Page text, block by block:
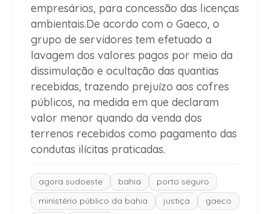
empresários, para concessão das licenças
ambientais.De acordo com o Gaeco, o
grupo de servidores tem efetuado a
lavagem dos valores pagos por meio da
dissimulação e ocultação das quantias
recebidas, trazendo prejuízo aos cofres
públicos, na medida em que declaram
valor menor quando da venda dos
terrenos recebidos como pagamento das
condutas ilícitas praticadas.
agora sudoeste bahia
porto seguro
ministério público da bahia
justiça
gaeco